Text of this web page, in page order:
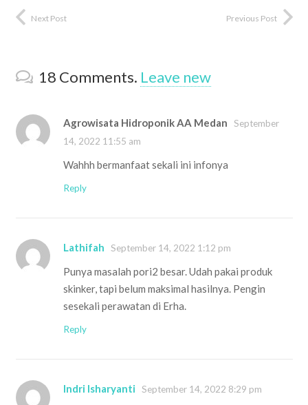
Previous Post
Next Post
18 Comments. Leave new
Agrowisata Hidroponik AA Medan
September
14, 2022 11:55 am
Wahhh bermanfaat sekali ini infonya
Reply
Lathifah September 14, 2022 1:12 pm
Punya masalah pori2 besar. Udah pakai produk
skinker, tapi belum maksimal hasilnya. Pengin
sesekali perawatan di Erha.
Reply
Indri Isharyanti September 14, 2022 8:29 pm